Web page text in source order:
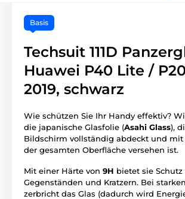
Basis
Techsuit 111D
Huawei P40 Lite /
2019, schwarz
Wie schützen Sie Ihr Handy effektiv?
die japanische Glasfolie (Asahi Glass),
Bildschirm vollständig abdeckt und
der gesamten Oberfläche versehen ist.
Mit einer Härte von 9H bietet sie Schutz
Gegenständen und Kratzern. Bei
zerbricht das Glas (dadurch wird